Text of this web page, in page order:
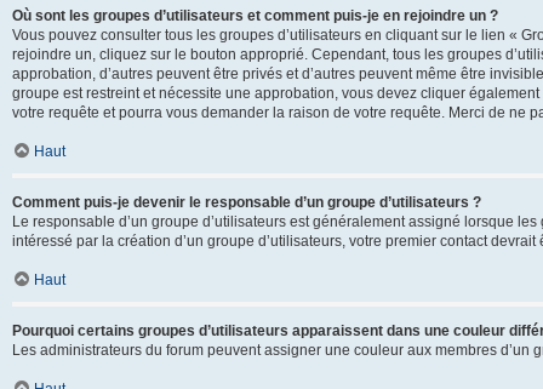
Où sont les groupes d’utilisateurs et comment puis-je en rejoindre un ?
Vous pouvez consulter tous les groupes d’utilisateurs en cliquant sur le lien «
rejoindre un, cliquez sur le bouton approprié. Cependant, tous les groupes
approbation, d’autres peuvent être privés et d’autres peuvent même être
groupe est restreint et nécessite une approbation, vous devez cliquer
votre requête et pourra vous demander la raison de votre requête. Merci de ne
Haut
Comment puis-je devenir le responsable d’un groupe d’utilisateurs ?
Le responsable d’un groupe d’utilisateurs est généralement assigné lorsque
intéressé par la création d’un groupe d’utilisateurs, votre premier contact
Haut
Pourquoi certains groupes d’utilisateurs apparaissent dans une couleur
Les administrateurs du forum peuvent assigner une couleur aux membres d’un